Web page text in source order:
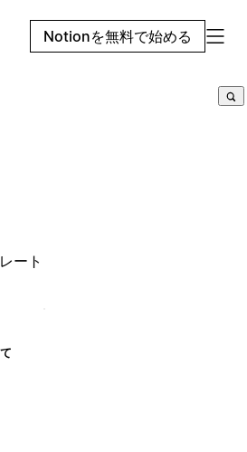
Notionを無料で始める
ート